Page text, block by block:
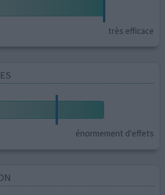
très efficace
énormement d'effets